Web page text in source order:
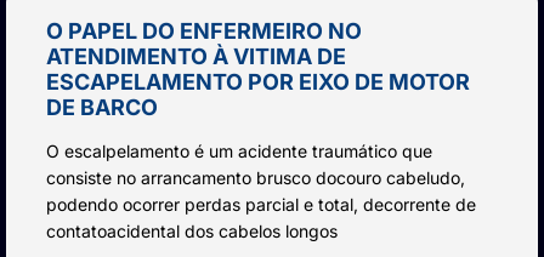
O PAPEL DO ENFERMEIRO NO
ATENDIMENTO À VITIMA DE
ESCAPELAMENTO POR EIXO DE MOTOR
DE BARCO
O escalpelamento é um acidente traumático que
consiste no arrancamento brusco docouro cabeludo,
podendo ocorrer perdas parcial e total, decorrente de
contatoacidental dos cabelos longos